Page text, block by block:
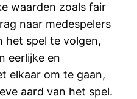
waarden zoals fair
naar medespelers
het spel te volgen,
eerlijke en
elkaar om te gaan,
aard van het spel.